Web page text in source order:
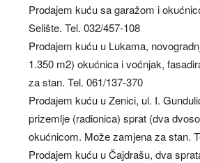
Prodajem kuću sa garažom i
Selište. Tel. 032/457-108
Prodajem kuću u Lukama,
1.350 m2) okućnica i voćnjak,
za stan. Tel. 061/137-370
Prodajem kuću u Zenici, ul. I.
prizemlje (radionica) sprat (dva
okućnicom. Može zamjena za stan.
Prodajem kuću u Čajdrašu, dva